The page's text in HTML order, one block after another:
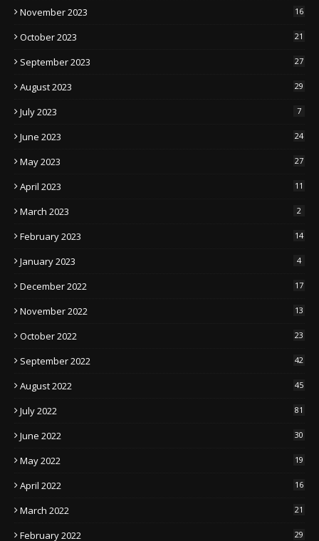
November 2023 16
October 2023 21
September 2023 27
August 2023 29
July 2023 7
June 2023 24
May 2023 27
April 2023 11
March 2023 2
February 2023 14
January 2023 4
December 2022 17
November 2022 13
October 2022 23
September 2022 42
August 2022 45
July 2022 81
June 2022 30
May 2022 19
April 2022 16
March 2022 21
February 2022 29